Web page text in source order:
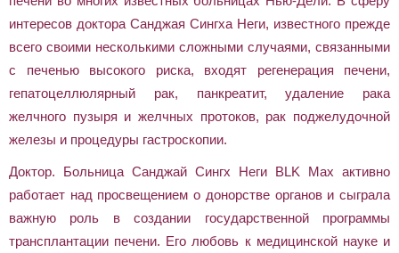
интересов доктора Санджая Сингха Неги, известного прежде
всего своими несколькими сложными случаями, связанными
с печенью высокого риска, входят регенерация печени,
гепатоцеллюлярный рак, панкреатит, удаление рака
желчного пузыря и желчных протоков, рак поджелудочной
железы и процедуры гастроскопии.
Доктор. Больница Санджай Сингх Неги BLK Max активно
работает над просвещением о донорстве органов и сыграла
важную роль в создании государственной программы
трансплантации печени. Его любовь к медицинской науке и